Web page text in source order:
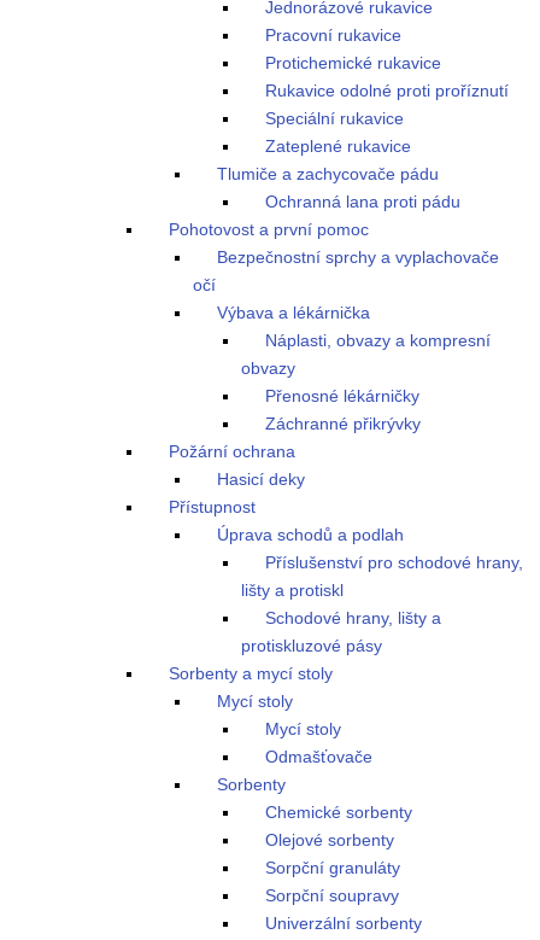
Jednorázové rukavice
Pracovní rukavice
Protichemické rukavice
Rukavice odolné proti proříznutí
Speciální rukavice
Zateplené rukavice
Tlumiče a zachycovače pádu
Ochranná lana proti pádu
Pohotovost a první pomoc
Bezpečnostní sprchy a vyplachovače
očí
Výbava a lékárnička
Náplasti, obvazy a kompresní
obvazy
Přenosné lékárničky
Záchranné přikrývky
Požární ochrana
Hasicí deky
Přístupnost
Úprava schodů a podlah
Příslušenství pro schodové hrany,
lišty a protiskl
Schodové hrany, lišty a
protiskluzové pásy
Sorbenty a mycí stoly
Mycí stoly
Mycí stoly
Odmašťovače
Sorbenty
Chemické sorbenty
Olejové sorbenty
Sorpční granuláty
Sorpční soupravy
Univerzální sorbenty